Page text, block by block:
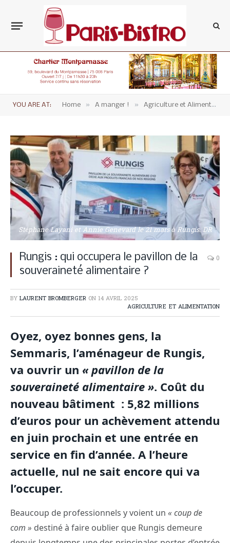
YOU ARE AT: Home » A manger ! » Agriculture et Alimentation
Stéphane Layani et Annie Genevard le 21 mars à Rungis. DR
Rungis : qui occupera le pavillon de la
souveraineté alimentaire ?
0
BY LAURENT BROMBERGER ON 14 AVRIL 2025
AGRICULTURE ET ALIMENTATION
Oyez, oyez bonnes gens, la
Semmaris, l’aménageur de Rungis,
va ouvrir un « pavillon de la
souveraineté alimentaire ». Coût du
nouveau bâtiment : 5,82 millions
d’euros pour un achèvement attendu
en juin prochain et une entrée en
service en fin d’année. A l’heure
actuelle, nul ne sait encore qui va
l’occuper.
Beaucoup de professionnels y voient un « coup de
com » destiné à faire oublier que Rungis demeure